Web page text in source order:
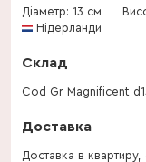
Діаметр: 13 см
Нідерланди
Склад
Cod Gr Magnificent
Доставка
Доставка в квартиру,